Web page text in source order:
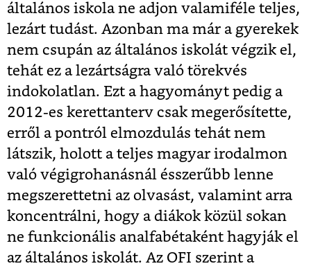
általános iskola ne adjon valamiféle teljes,
lezárt tudást. Azonban ma már a gyerekek
nem csupán az általános iskolát végzik el,
tehát ez a lezártságra való törekvés
indokolatlan. Ezt a hagyományt pedig a
2012-es kerettanterv csak megerősítette,
erről a pontról elmozdulás tehát nem
látszik, holott a teljes magyar irodalmon
való végigrohanásnál ésszerűbb lenne
megszerettetni az olvasást, valamint arra
koncentrálni, hogy a diákok közül sokan
ne funkcionális analfabétaként hagyják el
az általános iskolát. Az OFI szerint a